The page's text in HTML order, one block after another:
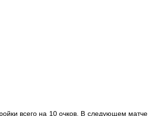
всего на 10 очков. В следующем матче